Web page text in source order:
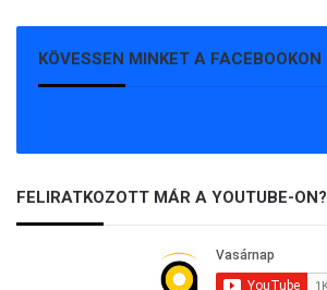
KÖVESSEN MINKET A FACEBOOKON
FELIRATKOZOTT MÁR A YOUTUBE-ON?